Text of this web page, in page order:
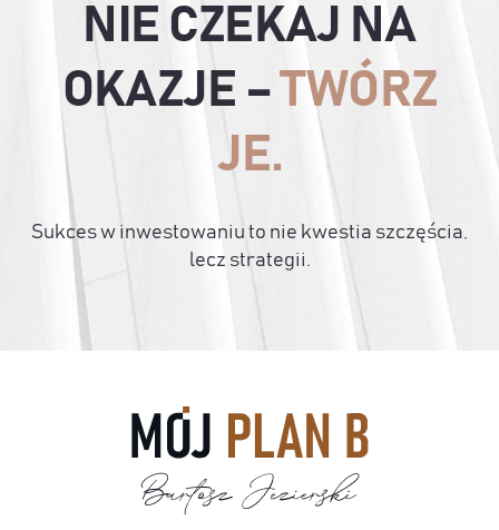
NIE CZEKAJ NA
OKAZJE –TWÓRZ
JE.
Sukces w inwestowaniu to nie kwestia szczęścia,
lecz strategii.